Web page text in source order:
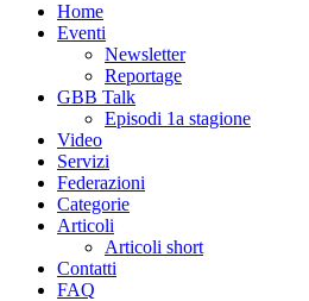
Home
Eventi
Newsletter
Reportage
GBB Talk
Episodi 1a stagione
Video
Servizi
Federazioni
Categorie
Articoli
Articoli short
Contatti
FAQ